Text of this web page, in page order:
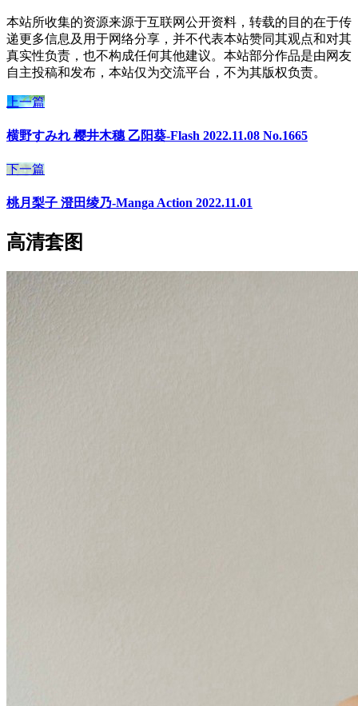
本站所收集的资源来源于互联网公开资料，转载的目的在于传
递更多信息及用于网络分享，并不代表本站赞同其观点和对其
真实性负责，也不构成任何其他建议。本站部分作品是由网友
自主投稿和发布，本站仅为交流平台，不为其版权负责。
上一篇
横野すみれ 樱井木穗 乙阳葵-Flash 2022.11.08 No.1665
下一篇
桃月梨子 澄田绫乃-Manga Action 2022.11.01
高清套图